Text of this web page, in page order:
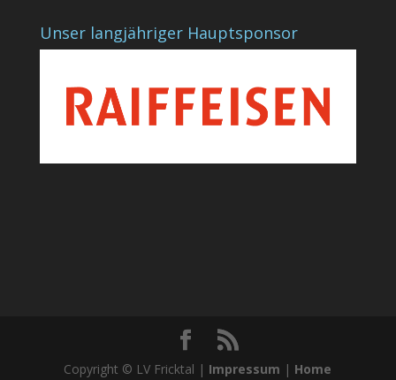
Unser langjähriger Hauptsponsor
Copyright © LV Fricktal | Impressum | Home